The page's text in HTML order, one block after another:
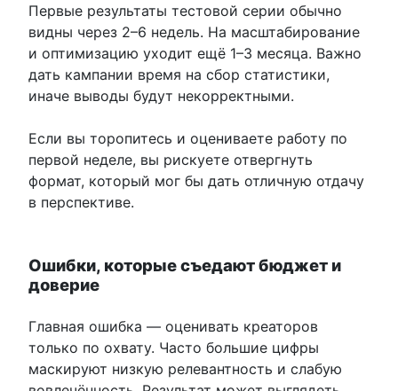
Первые результаты тестовой серии обычно
видны через 2–6 недель. На масштабирование
и оптимизацию уходит ещё 1–3 месяца. Важно
дать кампании время на сбор статистики,
иначе выводы будут некорректными.
Если вы торопитесь и оцениваете работу по
первой неделе, вы рискуете отвергнуть
формат, который мог бы дать отличную отдачу
в перспективе.
Ошибки, которые съедают бюджет и
доверие
Главная ошибка — оценивать креаторов
только по охвату. Часто большие цифры
маскируют низкую релевантность и слабую